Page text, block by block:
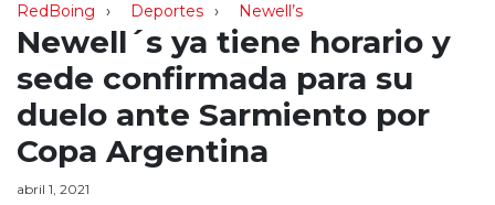
RedBoing Deportes Newell’s
Newell´s ya tiene horario y
sede confirmada para su
duelo ante Sarmiento por
Copa Argentina
abril 1, 2021